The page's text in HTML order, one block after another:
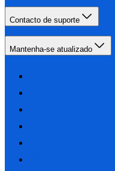
Contacto de suporte
Mantenha-se atualizado